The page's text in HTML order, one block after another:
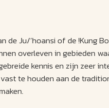
Ju/’hoansi of de !Kung
overleven in gebieden
kennis en zijn zeer
te houden aan de